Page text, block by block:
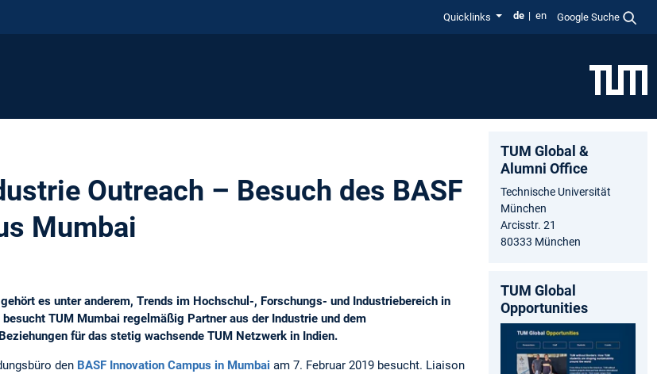
Quicklinks de en Google Suche
Outreach – Besuch des BASF
Mumbai
es unter anderem, Trends im Hochschul-, Forschungs- und Industriebereich in
TUM Mumbai regelmäßig Partner aus der Industrie und dem
für das stetig wachsende TUM Netzwerk in Indien.
den BASF Innovation Campus in Mumbai am 7. Februar 2019 besucht. Liaison
TUM Global &
Alumni Office
Technische Universität
München
Arcisstr. 21
80333 München
TUM Global
Opportunities